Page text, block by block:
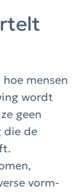
mensen
wordt
geen
die de
vorm-